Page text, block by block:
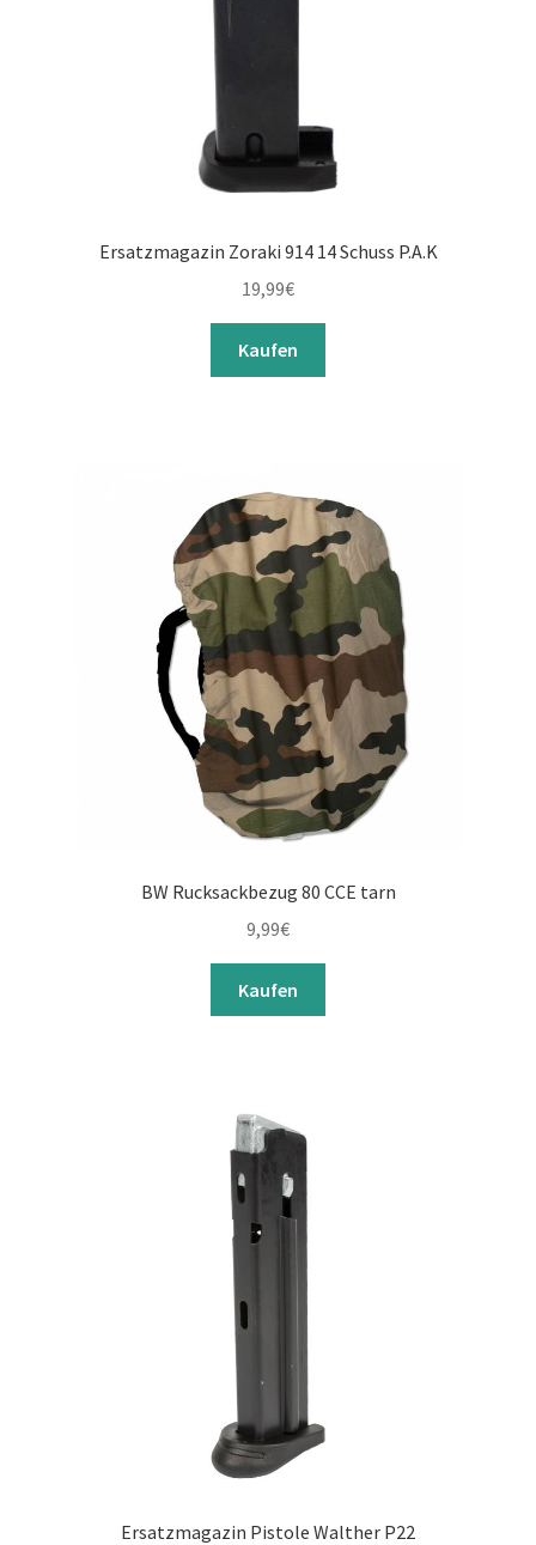
Ersatzmagazin Zoraki 914 14 Schuss P.A.K
19,99€
Kaufen
BW Rucksackbezug 80 CCE tarn
9,99€
Kaufen
Ersatzmagazin Pistole Walther P22